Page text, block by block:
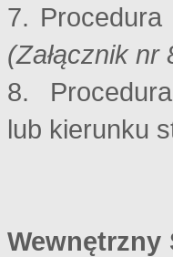
7. Procedura
(Załącznik nr
8.
lub kierunku
Wewnętrzny